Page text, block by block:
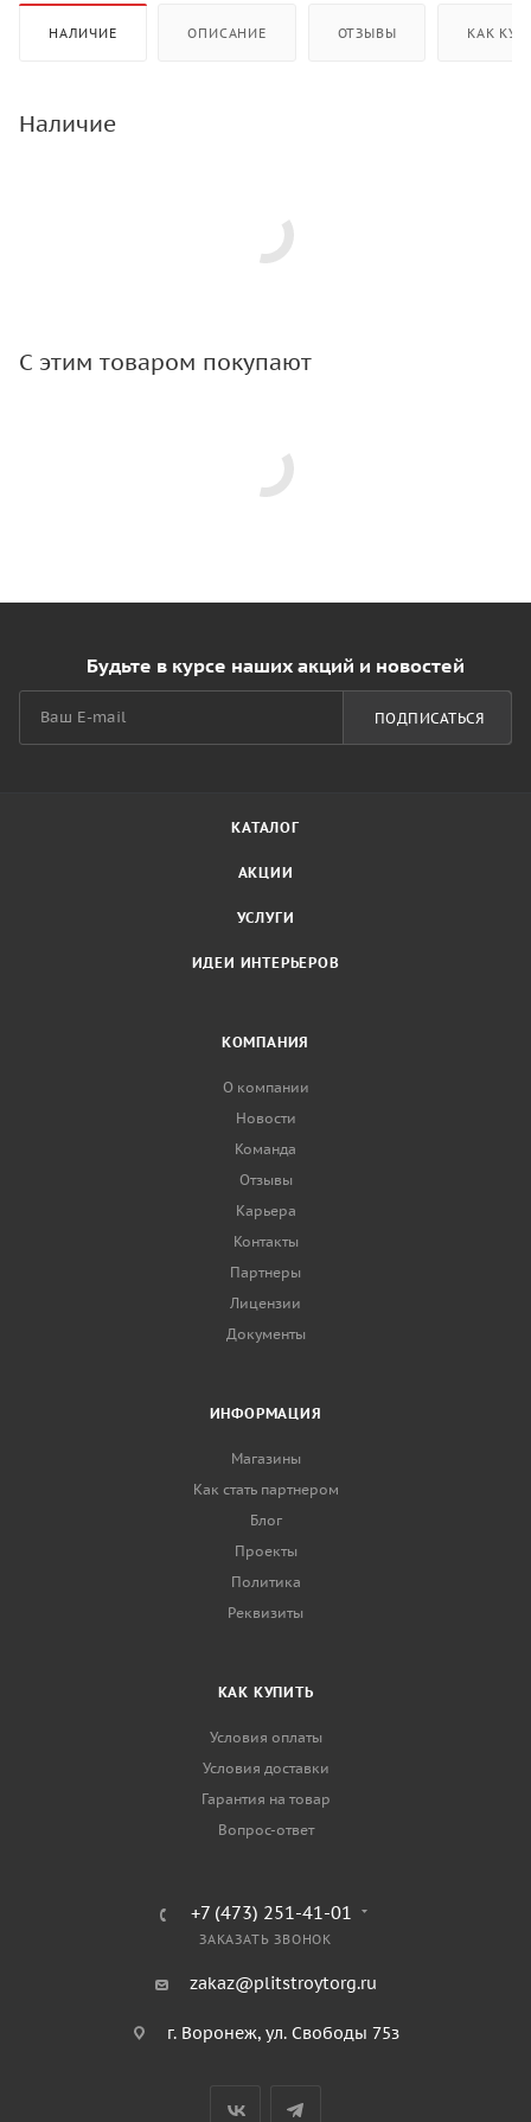
НАЛИЧИЕ ОПИСАНИЕ ОТЗЫВЫ КАК
Наличие
С этим товаром покупают
Будьте в курсе наших акций и новостей
ПОДПИСАТЬСЯ
КАТАЛОГ
АКЦИИ
УСЛУГИ
ИДЕИ ИНТЕРЬЕРОВ
КОМПАНИЯ
О компании
Новости
Команда
Отзывы
Карьера
Контакты
Партнеры
Лицензии
Документы
ИНФОРМАЦИЯ
Магазины
Как стать партнером
Блог
Проекты
Политика
Реквизиты
КАК КУПИТЬ
Условия оплаты
Условия доставки
Гарантия на товар
Вопрос-ответ
+7 (473) 251-41-01
ЗАКАЗАТЬ ЗВОНОК
zakaz@plitstroytorg.ru
г. Воронеж, ул. Свободы 75з